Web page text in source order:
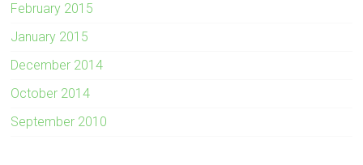
February 2015
January 2015
December 2014
October 2014
September 2010